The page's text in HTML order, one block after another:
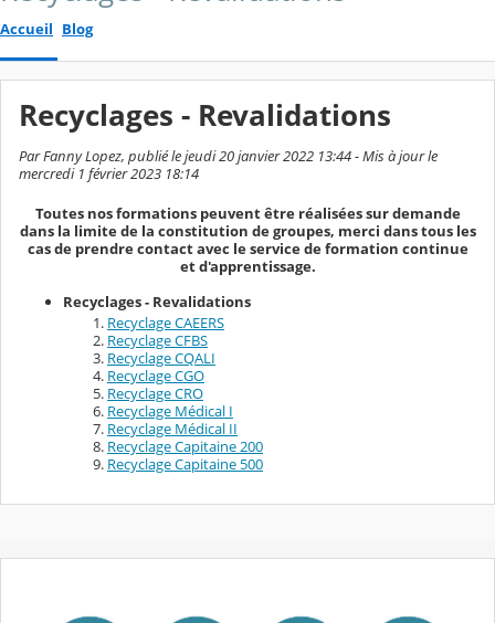
Accueil Blog
Recyclages - Revalidations
Par Fanny Lopez, publié le jeudi 20 janvier 2022 13:44 - Mis à jour le
mercredi 1 février 2023 18:14
Toutes nos formations peuvent être réalisées sur demande
dans la limite de la constitution de groupes, merci dans tous les
cas de prendre contact avec le service de formation continue
et d'apprentissage.
Recyclages - Revalidations
Recyclage CAEERS
Recyclage CFBS
Recyclage CQALI
Recyclage CGO
Recyclage CRO
Recyclage Médical I
Recyclage Médical II
Recyclage Capitaine 200
Recyclage Capitaine 500